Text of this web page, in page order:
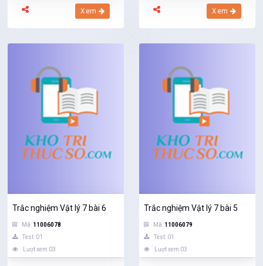
Xem Xem
Trắc nghiệm Vật lý 7 bài 6
Mã: 11006078
Test: 01
Lượt xem:03
Trắc nghiệm Vật lý 7 bài 5
Mã: 11006079
Test: 01
Lượt xem:03